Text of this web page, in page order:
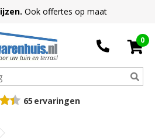
Ook offertes op maat
uw tuin en terras!
0
65 ervaringen